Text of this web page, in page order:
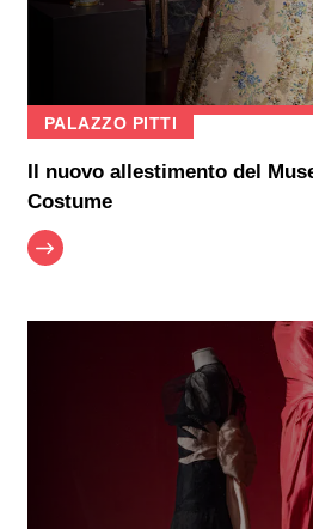
PALAZZO PITTI
Il nuovo allestimento del
Costume